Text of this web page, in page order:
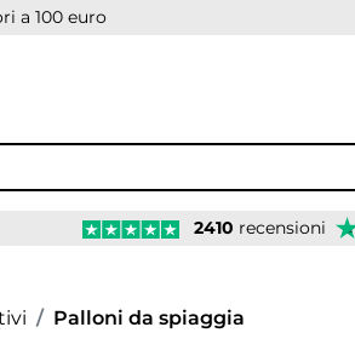
a 100 euro
2410 recensioni
Palloni da spiaggia